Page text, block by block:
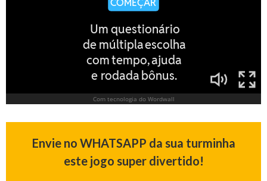
Envie no WHATSAPP da sua turminha
este jogo super divertido!